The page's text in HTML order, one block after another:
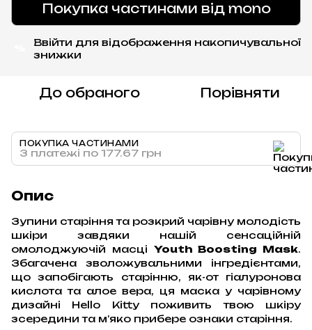
Покупка частинами від mono
Ввійти для відображення накопичувальної
знижки
До обраного Порівняти
ПОКУПКА ЧАСТИНАМИ
3 платежі по 177.67 грн
Опис
Зупини старіння та розкрий чарівну молодість
шкіри завдяки нашій сенсаційній
омолоджуючій масці Youth Boosting Mask.
Збагачена зволожувальними інгредієнтами,
що запобігають старінню, як-от гіалуронова
кислота та алое вера, ця маска у чарівному
дизайні Hello Kitty поживить твою шкіру
зсередини та мʼяко прибере ознаки старіння.